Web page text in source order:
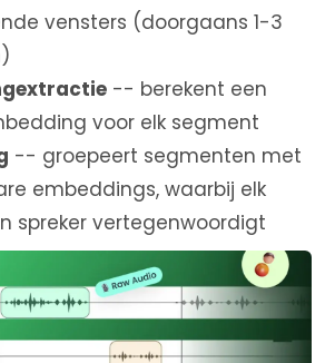
vensters (doorgaans 1-3
-- berekent een
voor elk segment
-- groepeert segmenten met
embeddings, waarbij elk
spreker vertegenwoordigt